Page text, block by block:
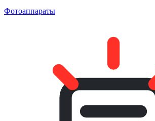
Фотоаппараты